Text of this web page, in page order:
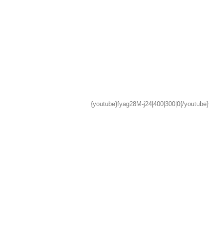
{youtube}fyag28M-j24|400|300|0{/youtube}